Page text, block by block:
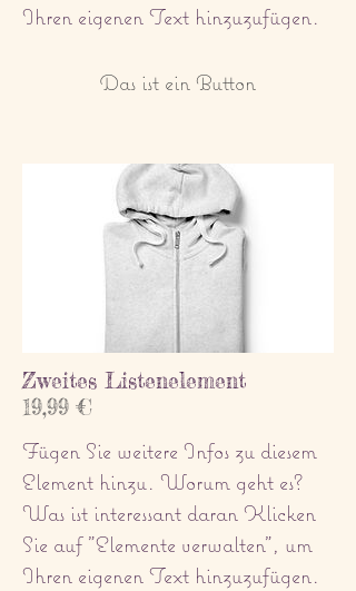
Ihren eigenen Text hinzuzufügen.
Das ist ein Button
Zweites Listenelement
19,99 €
Fügen Sie weitere Infos zu diesem
Element hinzu. Worum geht es?
Was ist interessant daran Klicken
Sie auf "Elemente verwalten", um
Ihren eigenen Text hinzuzufügen.